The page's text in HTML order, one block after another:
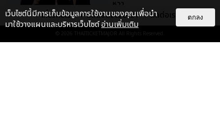
หวา...
EXCLUSIVE : 16
เคมีดี มวลสนุก! ประมวลภาพ “ดิว-
เกี่ยวกับเรา ติดต่อลงโฆษณา ติดต่อเรา
© 2026 THAITICKETMAJOR All Rights Reserved.
เว็บไซต์นี้มีการเก็บข้อมูลการใช้งานของคุณเพื่อนำ
มาใช้วางแผนและบริหารเว็บไซต์อ่านเพิ่มเติม
ตกลง